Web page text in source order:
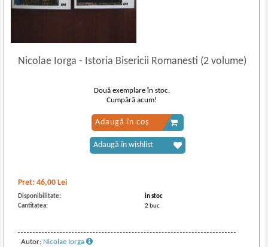
Nicolae Iorga- Istoria Bisericii Romanesti (2 volume)
Pret:46,00 Lei
Disponibilitate:
in stoc
Cantitatea:
2 buc
Autor: Nicolae Iorga
Două exemplare în stoc.
Cumpără acum!
Adaugă în coș
Adaugă în wishlist